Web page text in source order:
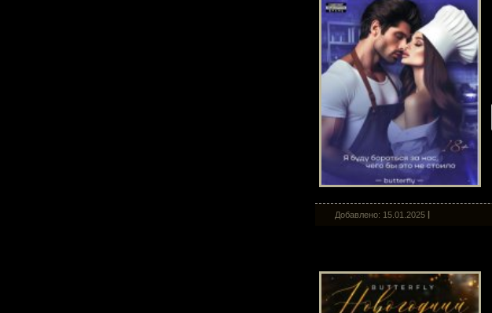
Добавлено: 15.01.2025